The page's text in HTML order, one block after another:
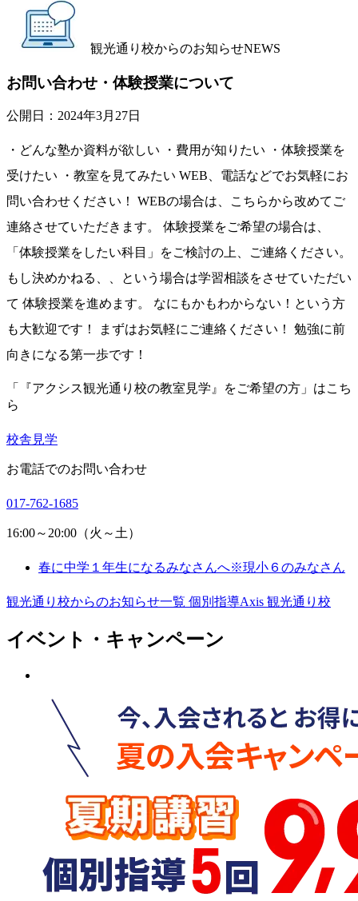
観光通り校からのお知らせNEWS
お問い合わせ・体験授業について
公開日： 2024年3月27日
・どんな塾か資料が欲しい ・費用が知りたい ・体験授業を
受けたい ・教室を見てみたい WEB、電話などでお気軽にお
問い合わせください！ WEBの場合は、こちらから改めてご
連絡させていただきます。 体験授業をご希望の場合は、
「体験授業をしたい科目」をご検討の上、ご連絡ください。
もし決めかねる、、という場合は学習相談をさせていただい
て 体験授業を進めます。 なにもかもわからない！という方
も大歓迎です！ まずはお気軽にご連絡ください！ 勉強に前
向きになる第一歩です！
「『アクシス観光通り校の教室見学』をご希望の方」はこち
ら
校舎見学
お電話でのお問い合わせ
017-762-1685
16:00～20:00（火～土）
春に中学１年生になるみなさんへ※現小６のみなさん
観光通り校からのお知らせ一覧 個別指導Axis 観光通り校
イベント・キャンペーン